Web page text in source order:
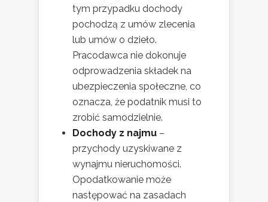
tym przypadku dochody
pochodzą z umów zlecenia
lub umów o dzieło.
Pracodawca nie dokonuje
odprowadzenia składek na
ubezpieczenia społeczne, co
oznacza, że podatnik musi to
zrobić samodzielnie.
Dochody z najmu –
przychody uzyskiwane z
wynajmu nieruchomości.
Opodatkowanie może
następować na zasadach